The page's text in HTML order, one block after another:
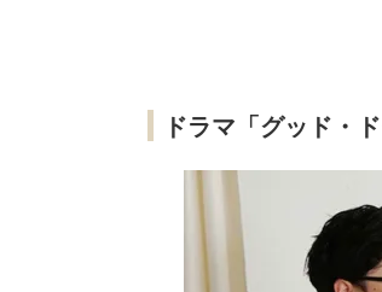
ドラマ「グッド・